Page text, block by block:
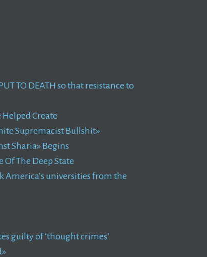
TO DEATH so that resistance to
Create
Supremacist Bullshit»
Sharia» Begins
Of The Deep State
America’s universities from the
guilty of ‘thought crimes’